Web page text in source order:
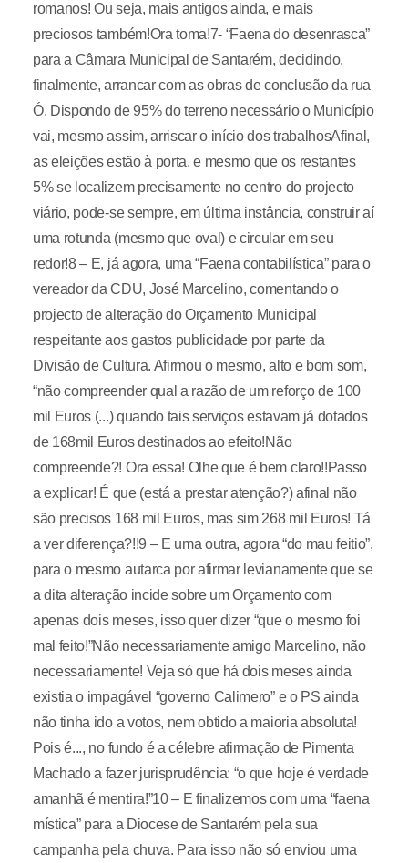
romanos! Ou seja, mais antigos ainda, e mais
preciosos também!Ora toma!7- “Faena do desenrasca”
para a Câmara Municipal de Santarém, decidindo,
finalmente, arrancar com as obras de conclusão da rua
Ó. Dispondo de 95% do terreno necessário o Município
vai, mesmo assim, arriscar o início dos trabalhosAfinal,
as eleições estão à porta, e mesmo que os restantes
5% se localizem precisamente no centro do projecto
viário, pode-se sempre, em última instância, construir aí
uma rotunda (mesmo que oval) e circular em seu
redor!8 – E, já agora, uma “Faena contabilística” para o
vereador da CDU, José Marcelino, comentando o
projecto de alteração do Orçamento Municipal
respeitante aos gastos publicidade por parte da
Divisão de Cultura. Afirmou o mesmo, alto e bom som,
“não compreender qual a razão de um reforço de 100
mil Euros (...) quando tais serviços estavam já dotados
de 168mil Euros destinados ao efeito!Não
compreende?! Ora essa! Olhe que é bem claro!!Passo
a explicar! É que (está a prestar atenção?) afinal não
são precisos 168 mil Euros, mas sim 268 mil Euros! Tá
a ver diferença?!!9 – E uma outra, agora “do mau feitio”,
para o mesmo autarca por afirmar levianamente que se
a dita alteração incide sobre um Orçamento com
apenas dois meses, isso quer dizer “que o mesmo foi
mal feito!”Não necessariamente amigo Marcelino, não
necessariamente! Veja só que há dois meses ainda
existia o impagável “governo Calimero” e o PS ainda
não tinha ido a votos, nem obtido a maioria absoluta!
Pois é..., no fundo é a célebre afirmação de Pimenta
Machado a fazer jurisprudência: “o que hoje é verdade
amanhã é mentira!”10 – E finalizemos com uma “faena
mística” para a Diocese de Santarém pela sua
campanha pela chuva. Para isso não só enviou uma